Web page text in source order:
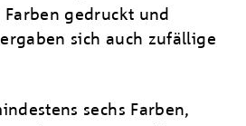
gedruckt und
sich auch zufällige
sechs Farben,